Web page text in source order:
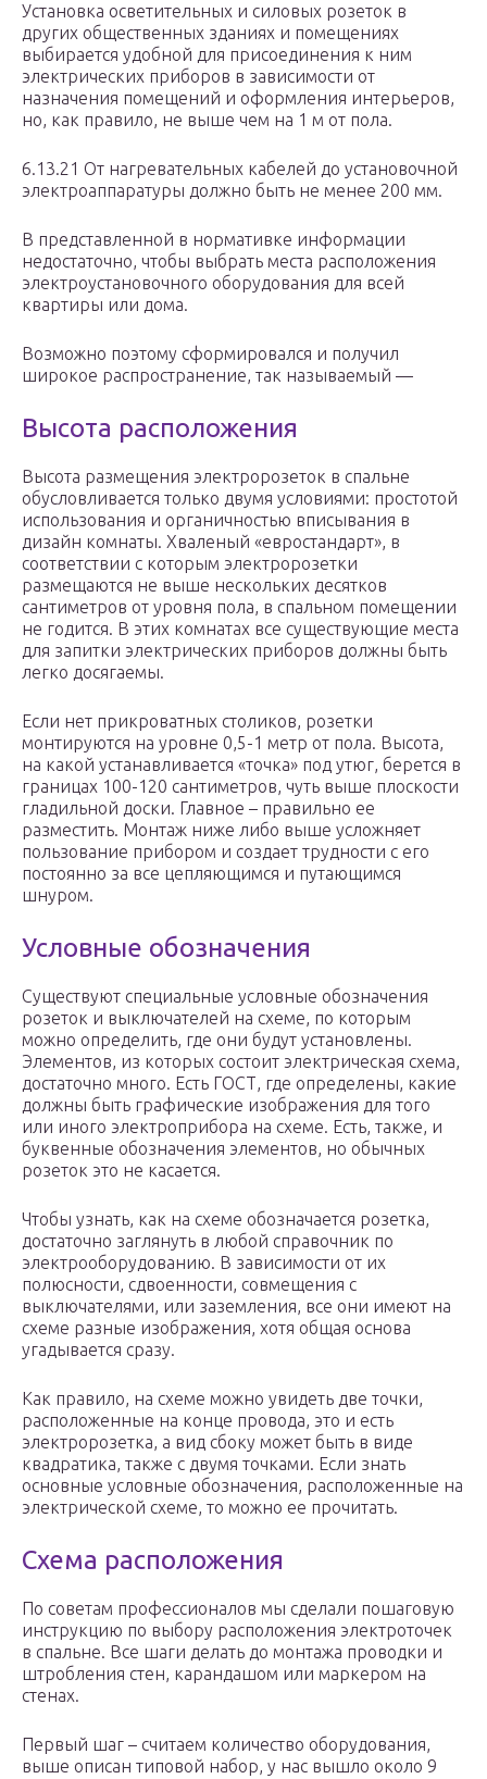
Установка осветительных и силовых розеток в
других общественных зданиях и помещениях
выбирается удобной для присоединения к ним
электрических приборов в зависимости от
назначения помещений и оформления интерьеров,
но, как правило, не выше чем на 1 м от пола.
6.13.21 От нагревательных кабелей до установочной
электроаппаратуры должно быть не менее 200 мм.
В представленной в нормативке информации
недостаточно, чтобы выбрать места расположения
электроустановочного оборудования для всей
квартиры или дома.
Возможно поэтому сформировался и получил
широкое распространение, так называемый —
Высота расположения
Высота размещения электророзеток в спальне
обусловливается только двумя условиями: простотой
использования и органичностью вписывания в
дизайн комнаты. Хваленый «евростандарт», в
соответствии с которым электророзетки
размещаются не выше нескольких десятков
сантиметров от уровня пола, в спальном помещении
не годится. В этих комнатах все существующие места
для запитки электрических приборов должны быть
легко досягаемы.
Если нет прикроватных столиков, розетки
монтируются на уровне 0,5-1 метр от пола. Высота,
на какой устанавливается «точка» под утюг, берется в
границах 100-120 сантиметров, чуть выше плоскости
гладильной доски. Главное – правильно ее
разместить. Монтаж ниже либо выше усложняет
пользование прибором и создает трудности с его
постоянно за все цепляющимся и путающимся
шнуром.
Условные обозначения
Существуют специальные условные обозначения
розеток и выключателей на схеме, по которым
можно определить, где они будут установлены.
Элементов, из которых состоит электрическая схема,
достаточно много. Есть ГОСТ, где определены, какие
должны быть графические изображения для того
или иного электроприбора на схеме. Есть, также, и
буквенные обозначения элементов, но обычных
розеток это не касается.
Чтобы узнать, как на схеме обозначается розетка,
достаточно заглянуть в любой справочник по
электрооборудованию. В зависимости от их
полюсности, сдвоенности, совмещения с
выключателями, или заземления, все они имеют на
схеме разные изображения, хотя общая основа
угадывается сразу.
Как правило, на схеме можно увидеть две точки,
расположенные на конце провода, это и есть
электророзетка, а вид сбоку может быть в виде
квадратика, также с двумя точками. Если знать
основные условные обозначения, расположенные на
электрической схеме, то можно ее прочитать.
Схема расположения
По советам профессионалов мы сделали пошаговую
инструкцию по выбору расположения электроточек
в спальне. Все шаги делать до монтажа проводки и
штробления стен, карандашом или маркером на
стенах.
Первый шаг – считаем количество оборудования,
выше описан типовой набор, у нас вышло около 9